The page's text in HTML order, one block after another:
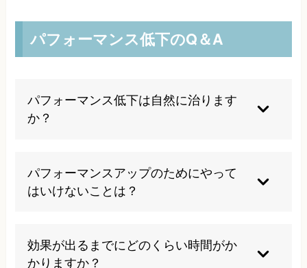
パフォーマンス低下のQ＆A
パフォーマンス低下は自然に治ります
か？
数の要因が複雑に絡み合った状態のため、自然治
癒は期待できません。適切な原因分析と専門的な
アプローチが必要です。放置すると症状が進行
パフォーマンスアップのためにやって
はいけないことは？
けるべきです。また、根拠のないサプリメントの
過剰摂取や、短期間での急激な変化を求めること
効果が出るまでにどのくらい時間がか
かりますか？